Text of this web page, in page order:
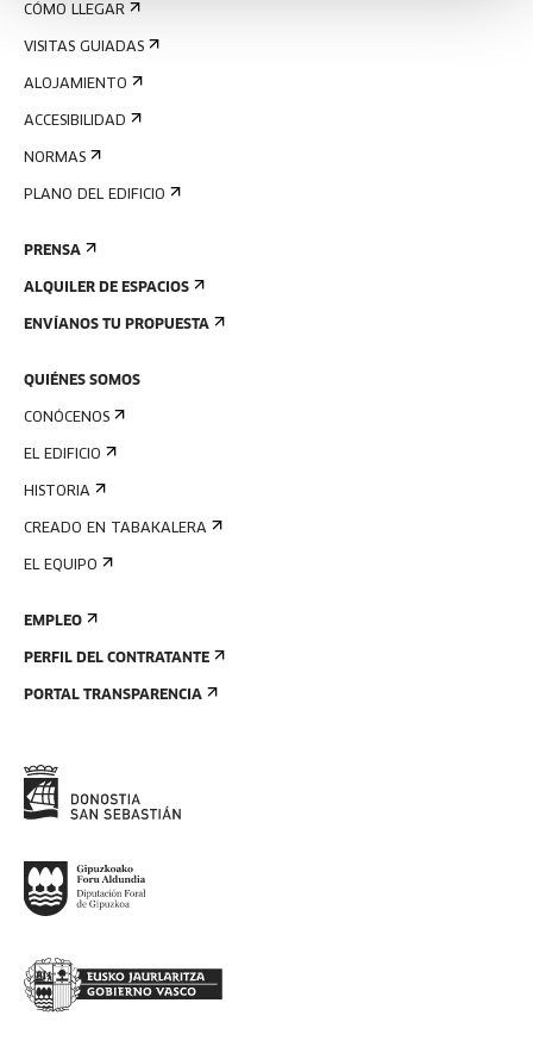
CÓMO LLEGAR
VISITAS GUIADAS
ALOJAMIENTO
ACCESIBILIDAD
NORMAS
PLANO DEL EDIFICIO
PRENSA
ALQUILER DE ESPACIOS
ENVÍANOS TU PROPUESTA
QUIÉNES SOMOS
CONÓCENOS
EL EDIFICIO
HISTORIA
CREADO EN TABAKALERA
EL EQUIPO
EMPLEO
PERFIL DEL CONTRATANTE
PORTAL TRANSPARENCIA